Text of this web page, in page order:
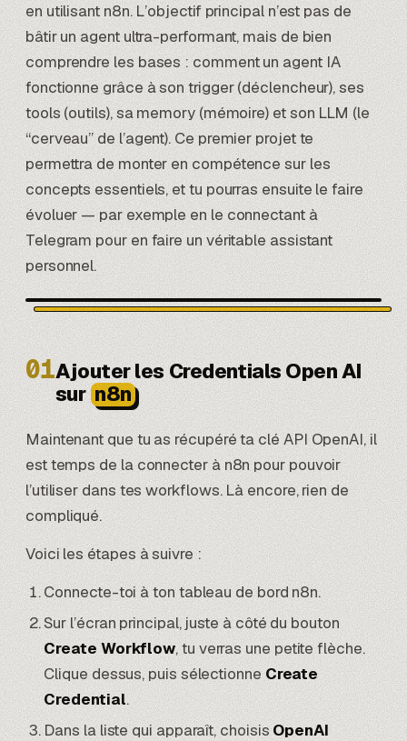
en utilisant n8n. L’objectif principal n’est pas de
bâtir un agent ultra-performant, mais de bien
comprendre les bases : comment un agent IA
fonctionne grâce à son trigger (déclencheur), ses
tools (outils), sa memory (mémoire) et son LLM (le
“cerveau” de l’agent). Ce premier projet te
permettra de monter en compétence sur les
concepts essentiels, et tu pourras ensuite le faire
évoluer — par exemple en le connectant à
Telegram pour en faire un véritable assistant
personnel.
01Ajouter les Credentials Open AI
sur n8n
Maintenant que tu as récupéré ta clé APIOpenAI, il
est temps de la connecter à n8n pour pouvoir
l’utiliser dans tes workflows. Là encore, rien de
compliqué.
Voici les étapes à suivre :
Connecte-toi à ton tableau de bord n8n.
Sur l’écran principal, juste à côté du bouton
Create Workflow, tu verras une petite flèche.
Clique dessus, puis sélectionne Create
Credential.
Dans la liste qui apparaît, choisisOpenAI